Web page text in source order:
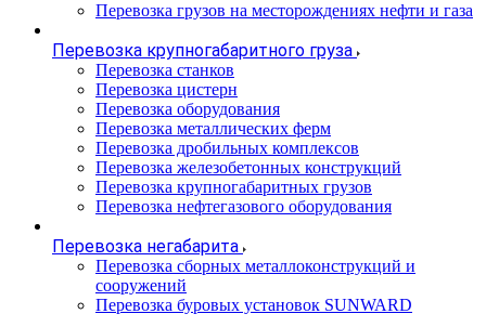
Перевозка грузов на месторождениях нефти и газа
Перевозка крупногабаритного груза
Перевозка станков
Перевозка цистерн
Перевозка оборудования
Перевозка металлических ферм
Перевозка дробильных комплексов
Перевозка железобетонных конструкций
Перевозка крупногабаритных грузов
Перевозка нефтегазового оборудования
Перевозка негабарита
Перевозка сборных металлоконструкций и
сооружений
Перевозка буровых установок SUNWARD